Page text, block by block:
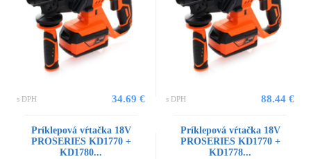
s DPH 34.69 € s DPH 88.44 €
Príklepová vŕtačka 18V
PROSERIES KD1770 +
KD1780...
Príklepová vŕtačka 18V
PROSERIES KD1770 +
KD1778...